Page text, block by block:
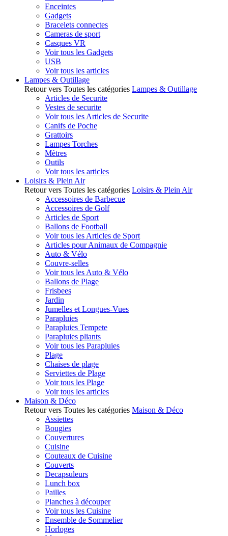
Enceintes
Gadgets
Bracelets connectes
Cameras de sport
Casques VR
Voir tous les Gadgets
USB
Voir tous les articles
Lampes & Outillage
Retour vers Toutes les catégories Lampes & Outillage
Articles de Securite
Vestes de securite
Voir tous les Articles de Securite
Canifs de Poche
Grattoirs
Lampes Torches
Mètres
Outils
Voir tous les articles
Loisirs & Plein Air
Retour vers Toutes les catégories Loisirs & Plein Air
Accessoires de Barbecue
Accessoires de Golf
Articles de Sport
Ballons de Football
Voir tous les Articles de Sport
Articles pour Animaux de Compagnie
Auto & Vélo
Couvre-selles
Voir tous les Auto & Vélo
Ballons de Plage
Frisbees
Jardin
Jumelles et Longues-Vues
Parapluies
Parapluies Tempete
Parapluies pliants
Voir tous les Parapluies
Plage
Chaises de plage
Serviettes de Plage
Voir tous les Plage
Voir tous les articles
Maison & Déco
Retour vers Toutes les catégories Maison & Déco
Assiettes
Bougies
Couvertures
Cuisine
Couteaux de Cuisine
Couverts
Decapsuleurs
Lunch box
Pailles
Planches à découper
Voir tous les Cuisine
Ensemble de Sommelier
Horloges